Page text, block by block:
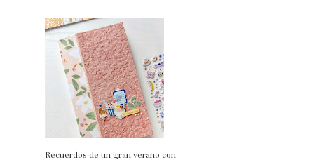
Recuerdos de un gran verano con